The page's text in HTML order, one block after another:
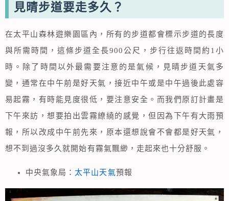
見晴步道要走多久？
在太平山森林遊樂園區內，所有的步道都會標示步道的長度
與所需時間，這條步道全長900公尺，步行往返時間約1小
時。除了時間以外最需要注意的是氣候，見晴步道天氣多
變，通常在中午前是好天氣，接近中午或是中午過後此處容
易起霧，有時能見度很低，要注意安全。而我們原訂計畫是
下午來訪，想要拍出雲霧繚繞的感覺，但因為下午有大雨預
報，所以改成中午前先來，原本還想說會不會都是好天氣，
想不到過沒多久就開始有霧氣飄緲，走起來也十分舒服。
中央氣象局： 太平山天氣預報